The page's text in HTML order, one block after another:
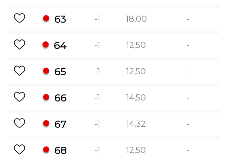
63 -1 18,00 -
64 -1 12,50 -
65 -1 12,50 -
66 -1 14,50 -
67 -1 14,32 -
68 -1 12,50 -